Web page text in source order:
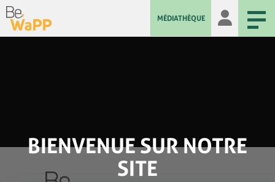
MÉDIATHÈQUE
BIENVENUE SUR NOTRE
SITE